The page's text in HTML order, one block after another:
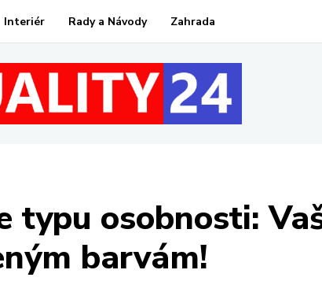
Interiér Rady a Návody Zahrada
osobnosti:
barvám!